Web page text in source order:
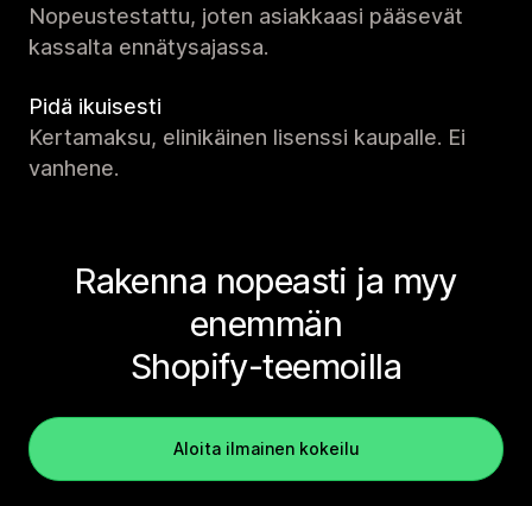
Nopeustestattu, joten asiakkaasi pääsevät
kassalta ennätysajassa.
Pidä ikuisesti
Kertamaksu, elinikäinen lisenssi kaupalle. Ei
vanhene.
Rakenna nopeasti ja myy
enemmän
Shopify-teemoilla
Aloita ilmainen kokeilu